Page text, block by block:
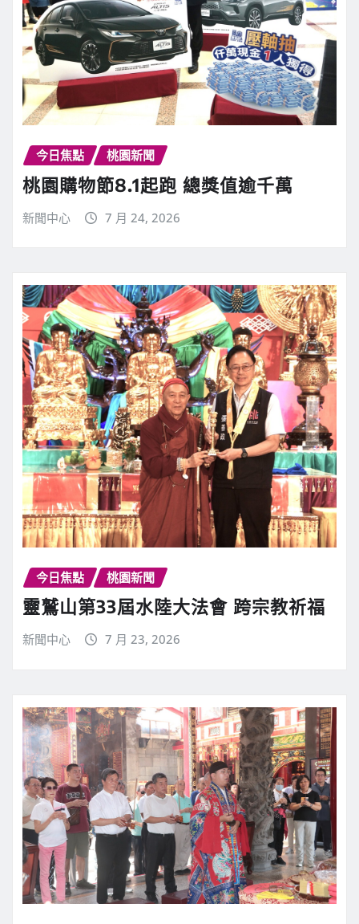
今日焦點 桃園新聞
桃園購物節8.1起跑 總獎值逾千萬
新聞中心 7 月 24, 2026
今日焦點 桃園新聞
靈鷲山第33屆水陸大法會 跨宗教祈福
新聞中心 7 月 23, 2026